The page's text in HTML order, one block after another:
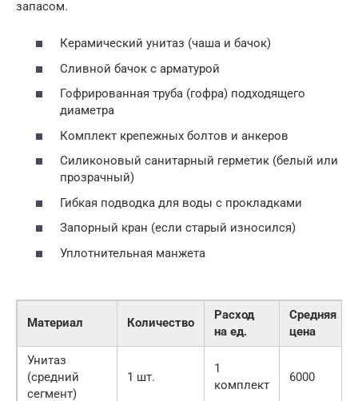
запасом.
Керамический унитаз (чаша и бачок)
Сливной бачок с арматурой
Гофрированная труба (гофра) подходящего
диаметра
Комплект крепежных болтов и анкеров
Силиконовый санитарный герметик (белый или
прозрачный)
Гибкая подводка для воды с прокладками
Запорный кран (если старый износился)
Уплотнительная манжета
Материал Количество
Расход
на ед.
Средняя
цена
Унитаз
(средний
сегмент)
1 шт.
1
комплект
6000